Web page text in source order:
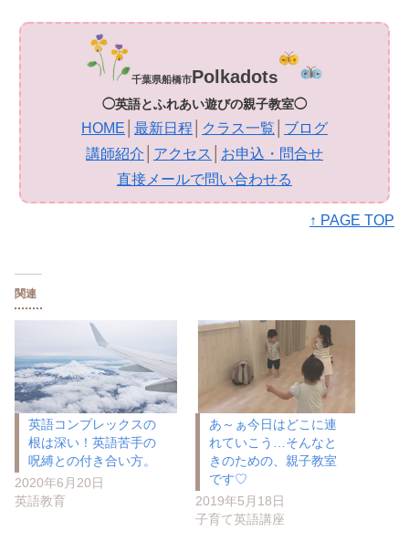
千葉県船橋市Polkadots
◯英語とふれあい遊びの親子教室◯
HOME 最新日程 クラス一覧
ブログ
講師紹介
アクセス
お申込・問合せ
直接メールで問い合わせる
↑ PAGE TOP
関連
英語コンプレックスの
根は深い！英語苦手の
呪縛との付き合い方。
2020年6月20日
英語教育
あ～ぁ今日はどこに連
れていこう…そんなと
きのための、親子教室
です♡
2019年5月18日
子育て英語講座